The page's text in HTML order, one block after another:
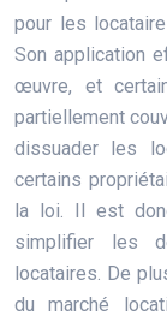
pour les
Son application
œuvre, et
partiellement
dissuader les
certains
la loi. Il est
simplifier les
locataires. De
du marché